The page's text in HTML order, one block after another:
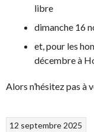
libre
dimanche 16
et, pour les
décembre à
Alors n’hésitez pas à
12 septembre 2025